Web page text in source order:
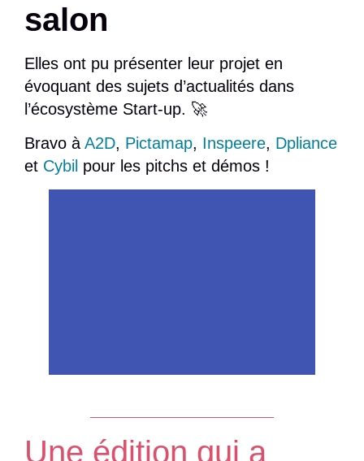
salon
Elles ont pu présenter leur projet en
évoquant des sujets d’actualités dans
l’écosystème Start-up. 🚀
Bravo à A2D, Pictamap, Inspeere, Dpliance
et Cybil pour les pitchs et démos !
Comment surveiller de manière
Une édition qui a